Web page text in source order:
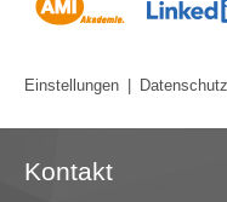
Einstellungen | Datenschutz
Kontakt